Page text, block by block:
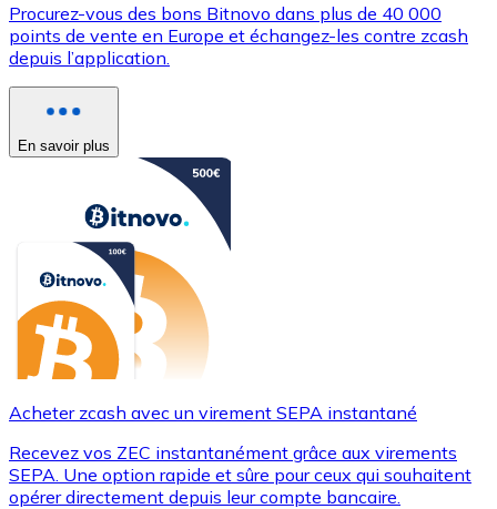
Procurez-vous des bons Bitnovo dans plus de 40 000
points de vente en Europe et échangez-les contre zcash
depuis l’application.
En savoir plus
Acheter zcash avec un virement SEPA instantané
Recevez vos ZEC instantanément grâce aux virements
SEPA. Une option rapide et sûre pour ceux qui souhaitent
opérer directement depuis leur compte bancaire.